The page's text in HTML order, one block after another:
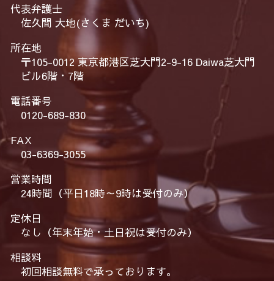
代表弁護士
佐久間 大地(さくま だいち)
所在地
〒105-0012 東京都港区芝大門2-9-16 Daiwa芝大門
ビル6階・7階
電話番号
0120-689-830
FAX
03-6369-3055
営業時間
24時間（平日18時～9時は受付のみ）
定休日
なし（年末年始・土日祝は受付のみ）
相談料
初回相談無料で承っております。